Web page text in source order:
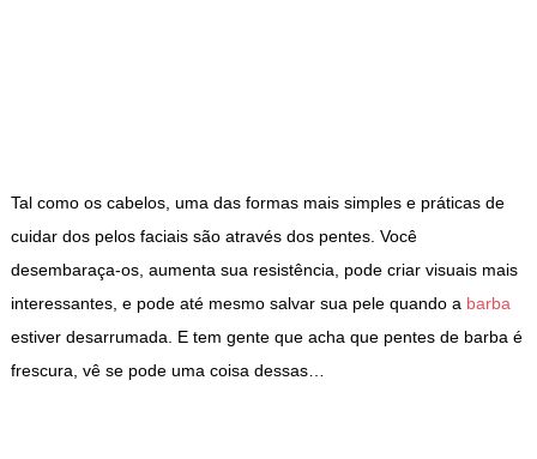
Tal como os cabelos, uma das formas mais simples e práticas de
cuidar dos pelos faciais são através dos pentes. Você
desembaraça-os, aumenta sua resistência, pode criar visuais mais
interessantes, e pode até mesmo salvar sua pele quando a barba
estiver desarrumada. E tem gente que acha que pentes de barba é
frescura, vê se pode uma coisa dessas…